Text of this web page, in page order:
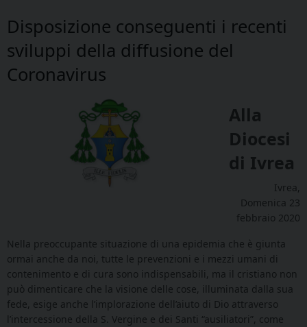
Disposizione conseguenti i recenti
sviluppi della diffusione del
Coronavirus
Alla
Diocesi
di Ivrea
Ivrea,
Domenica 23
febbraio 2020
Nella preoccupante situazione di una epidemia che è giunta
ormai anche da noi, tutte le prevenzioni e i mezzi umani di
contenimento e di cura sono indispensabili, ma il cristiano non
può dimenticare che la visione delle cose, illuminata dalla sua
fede, esige anche l’implorazione dell’aiuto di Dio attraverso
l’intercessione della S. Vergine e dei Santi “ausiliatori”, come